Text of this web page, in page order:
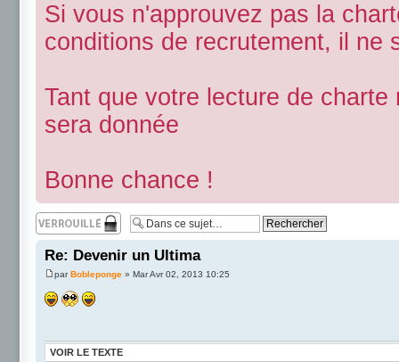
Si vous n'approuvez pas la
conditions de recrutement, il ne
Tant que votre lecture de
sera donnée
Bonne chance !
Sujet verrouillé
Re: Devenir un Ultima
parBobleponge » Mar Avr 02, 2013 10:25
VOIR LE TEXTE